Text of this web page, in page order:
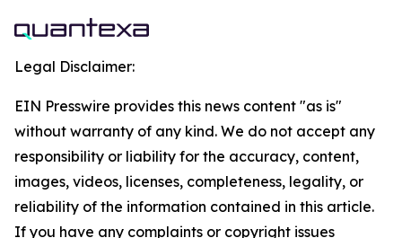
Legal Disclaimer:
EIN Presswire provides this news content "as is"
without warranty of any kind. We do not accept any
responsibility or liability for the accuracy, content,
images, videos, licenses, completeness, legality, or
reliability of the information contained in this article.
If you have any complaints or copyright issues